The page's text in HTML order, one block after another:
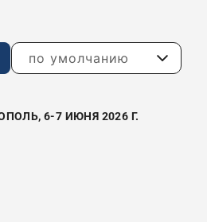
по умолчанию
6-7 ИЮНЯ 2026 Г.